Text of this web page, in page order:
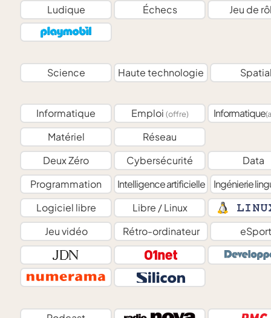
Ludique
Échecs Jeu de
Science Haute technologie
Informatique Emploi (offre) Informatique
Matériel
Réseau
Deux Zéro
Cybersécurité
Data
Programmation
Intelligence artificielle
Ingénierie
Logiciel libre
Libre / Linux
Jeu vidéo
Rétro-ordinateur eSport